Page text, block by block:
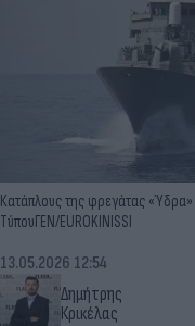
Κατάπλους της φρεγάτας
ΤύπουΓΕΝ/EUROKINISSI
Δημήτρης
Κρικέλας
13.05.2026 12:54